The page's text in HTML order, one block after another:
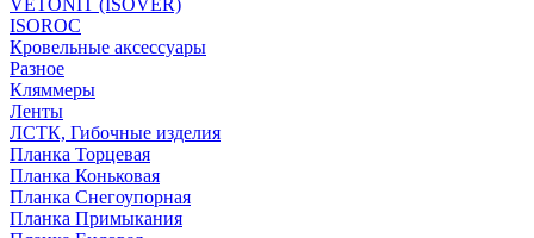
VETONIT (ISOVER)
ISOROC
Кровельные аксессуары
Разное
Кляммеры
Ленты
ЛСТК, Гибочные изделия
Планка Торцевая
Планка Коньковая
Планка Снегоупорная
Планка Примыкания